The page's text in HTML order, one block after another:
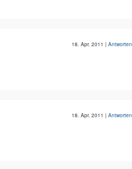
18. Apr. 2011 | Antworten
18. Apr. 2011 | Antworten